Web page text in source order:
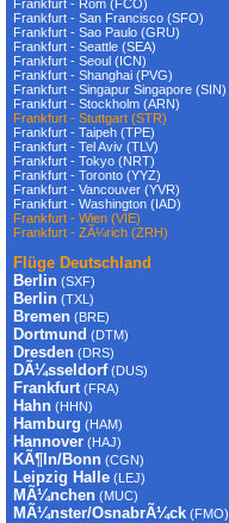
Frankfurt - Rom (FCO)
Frankfurt - San Francisco (SFO)
Frankfurt - Sao Paulo (GRU)
Frankfurt - Seattle (SEA)
Frankfurt - Seoul (ICN)
Frankfurt - Shanghai (PVG)
Frankfurt - Singapur Singapore (SIN)
Frankfurt - Stockholm (ARN)
Frankfurt - Stuttgart (STR)
Frankfurt - Taipeh (TPE)
Frankfurt - Tel Aviv (TLV)
Frankfurt - Tokyo (NRT)
Frankfurt - Toronto (YYZ)
Frankfurt - Vancouver (YVR)
Frankfurt - Washington (IAD)
Frankfurt - Wien (VIE)
Frankfurt - ZÃ¼rich (ZRH)
Flüge Deutschland
Berlin (SXF)
Berlin (TXL)
Bremen (BRE)
Dortmund (DTM)
Dresden (DRS)
DÃ¼sseldorf(DUS)
Frankfurt (FRA)
Hahn (HHN)
Hamburg (HAM)
Hannover (HAJ)
KÃ¶ln/Bonn (CGN)
Leipzig Halle (LEJ)
MÃ¼nchen (MUC)
MÃ¼nster/OsnabrÃ¼ck (FMO)